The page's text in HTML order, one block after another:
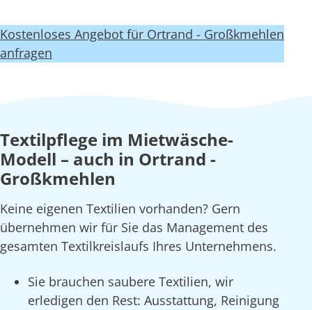
Kostenloses Angebot für Ortrand - Großkmehlen
anfragen
Textilpflege im Mietwäsche-
Modell – auch in Ortrand -
Großkmehlen
Keine eigenen Textilien vorhanden? Gern
übernehmen wir für Sie das Management des
gesamten Textilkreislaufs Ihres Unternehmens.
Sie brauchen saubere Textilien, wir
erledigen den Rest: Ausstattung, Reinigung